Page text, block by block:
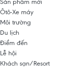
Ôtô-Xe máy
Môi trường
Du lịch
Điểm đến
Lễ hội
Khách sạn/Resort